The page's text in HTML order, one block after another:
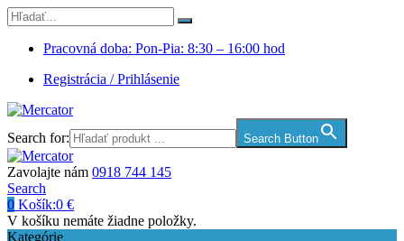
Pracovná doba: Pon-Pia: 8:30 – 16:00 hod
Registrácia / Prihlásenie
Search for: Search Button
Zavolajte nám 0918 744 145
Search
0 Košík:0 €
V košíku nemáte žiadne položky.
Kategórie